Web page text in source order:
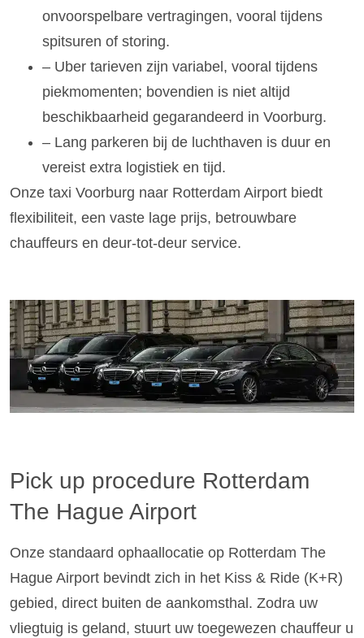
onvoorspelbare vertragingen, vooral tijdens
spitsuren of storing.
– Uber tarieven zijn variabel, vooral tijdens
piekmomenten; bovendien is niet altijd
beschikbaarheid gegarandeerd in Voorburg.
– Lang parkeren bij de luchthaven is duur en
vereist extra logistiek en tijd.
Onze taxi Voorburg naar Rotterdam Airport biedt
flexibiliteit, een vaste lage prijs, betrouwbare
chauffeurs en deur-tot-deur service.
Pick up procedure Rotterdam
The Hague Airport
Onze standaard ophaallocatie op Rotterdam The
Hague Airport bevindt zich in het Kiss & Ride (K+R)
gebied, direct buiten de aankomsthal. Zodra uw
vliegtuig is geland, stuurt uw toegewezen chauffeur u